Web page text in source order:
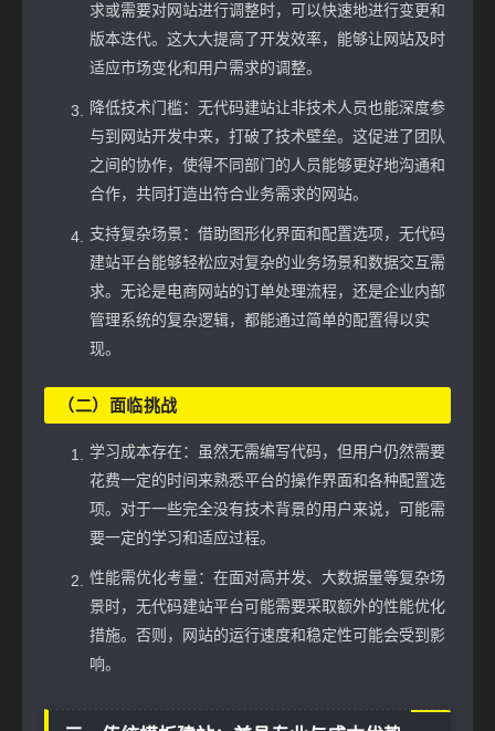
求或需要对网站进行调整时，可以快速地进行变更和
版本迭代。这大大提高了开发效率，能够让网站及时
适应市场变化和用户需求的调整。
降低技术门槛：无代码建站让非技术人员也能深度参
与到网站开发中来，打破了技术壁垒。这促进了团队
之间的协作，使得不同部门的人员能够更好地沟通和
合作，共同打造出符合业务需求的网站。
支持复杂场景：借助图形化界面和配置选项，无代码
建站平台能够轻松应对复杂的业务场景和数据交互需
求。无论是电商网站的订单处理流程，还是企业内部
管理系统的复杂逻辑，都能通过简单的配置得以实
现。
（二）面临挑战
学习成本存在：虽然无需编写代码，但用户仍然需要
花费一定的时间来熟悉平台的操作界面和各种配置选
项。对于一些完全没有技术背景的用户来说，可能需
要一定的学习和适应过程。
性能需优化考量：在面对高并发、大数据量等复杂场
景时，无代码建站平台可能需要采取额外的性能优化
措施。否则，网站的运行速度和稳定性可能会受到影
响。